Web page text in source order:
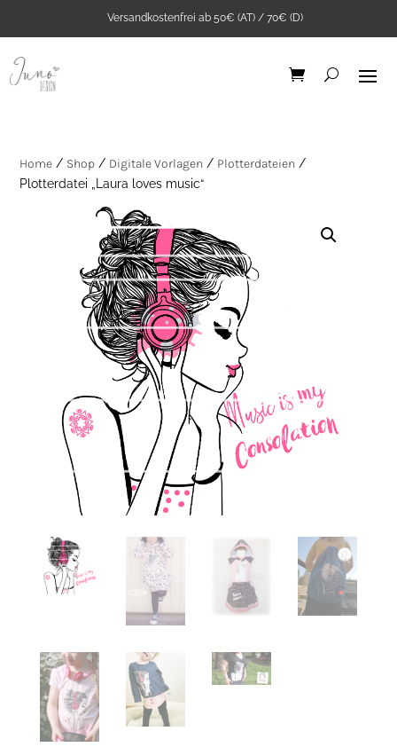
Versandkostenfrei ab 50€ (AT) / 70€ (D)
Home / Shop / Digitale Vorlagen / Plotterdateien /
Plotterdatei „Laura loves music“